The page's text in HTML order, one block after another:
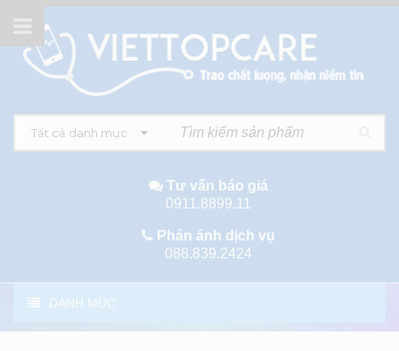
Tất cả danh mục
Tư vấn báo giá
0911.8899.11
Phản ánh dịch vụ
088.839.2424
DANH MỤC